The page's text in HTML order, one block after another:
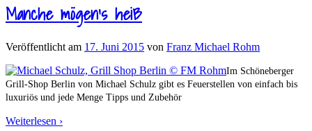
Manche mögen’s heiß
Veröffentlicht am 17. Juni 2015 von Franz Michael Rohm
Im Schöneberger
Grill-Shop Berlin von Michael Schulz gibt es Feuerstellen von einfach bis
luxuriös und jede Menge Tipps und Zubehör
Weiterlesen ›